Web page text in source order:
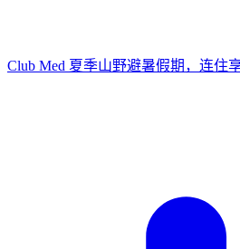
Club Med 夏季山野避暑假期，连住